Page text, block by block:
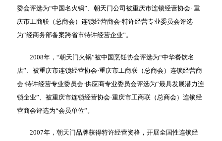
委会评选为“中国名火锅”、朝天门公司被重庆市连锁经营协会· 重
庆市工商联（总商会）连锁经营商会·特许经营专业委员会评选
为“经商务部备案跨省市特许经营企业”。
2008年，“朝天门火锅”被中国烹饪协会评选为“中华餐饮名
店”、被重庆市连锁经营协会·重庆市工商联（总商会）连锁经营商
会·特许经营专业委员会·供应商专业委员会评选为“最具发展潜力连
锁企业”、被重庆市连锁经营协会·重庆市工商联（总商会）连锁经
营商会评选为“会员单位”。
2007年，朝天门品牌获得特许经营资格，开展全国性连锁经